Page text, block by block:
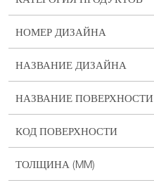
НОМЕР ДИЗАЙНА
НАЗВАНИЕ ДИЗАЙНА
НАЗВАНИЕ ПОВЕРХНОСТИ
КОД ПОВЕРХНОСТИ
ТОЛЩИНА (MM)